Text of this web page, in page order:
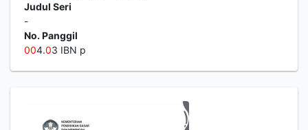
Judul Seri
-
No. Panggil
004.03 IBN p